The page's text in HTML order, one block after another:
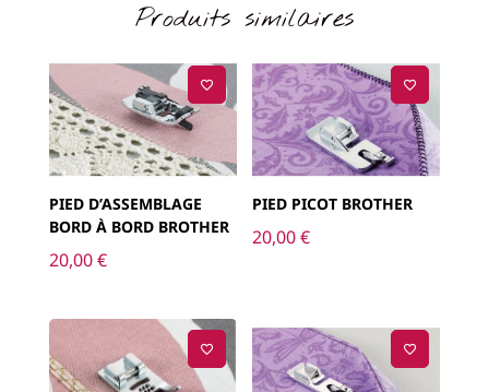
Produits similaires
PIED D’ASSEMBLAGE
BORD À BORD BROTHER
20,00€
PIED PICOT BROTHER
20,00€